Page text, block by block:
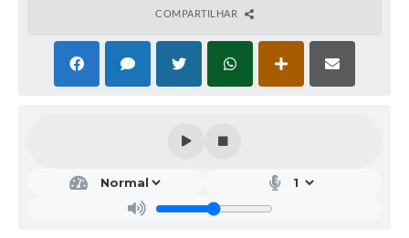
DOC Licenciamento Ambiental
Acesso a Informação (Transparência)
COMPARTILHAR